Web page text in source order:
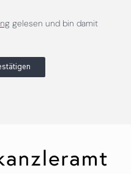
gelesen und bin damit